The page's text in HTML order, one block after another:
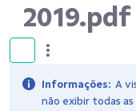
2019.pdf
Informações: A
não exibir todas as